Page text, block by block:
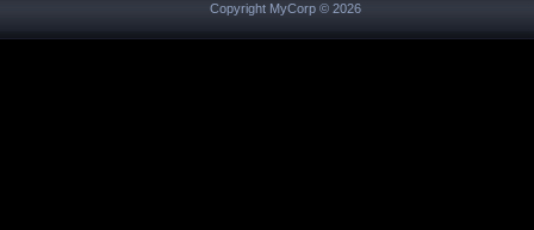
Copyright MyCorp © 2026